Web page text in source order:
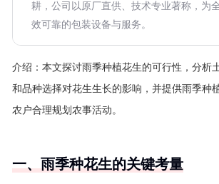
耕，公司以原厂直供、技术专业著称，为
效可靠的包装设备与服务。
介绍： 本文探讨雨季种植花生的可行性，分析
和品种选择对花生生长的影响，并提供雨季种
农户合理规划农事活动。
一、雨季种花生的关键考量